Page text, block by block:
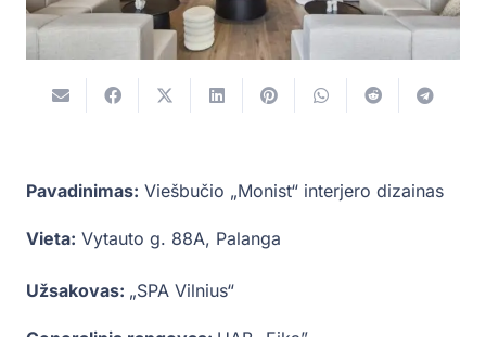
Pavadinimas: Viešbučio „Monist“ interjero dizainas
Vieta: Vytauto g. 88A, Palanga
Užsakovas: „SPA Vilnius“